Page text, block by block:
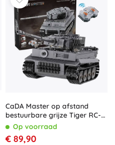
CaDA Master op afstand
bestuurbare grijze Tiger RC-
tank 925 onderdelen
Op voorraad
€ 89,90